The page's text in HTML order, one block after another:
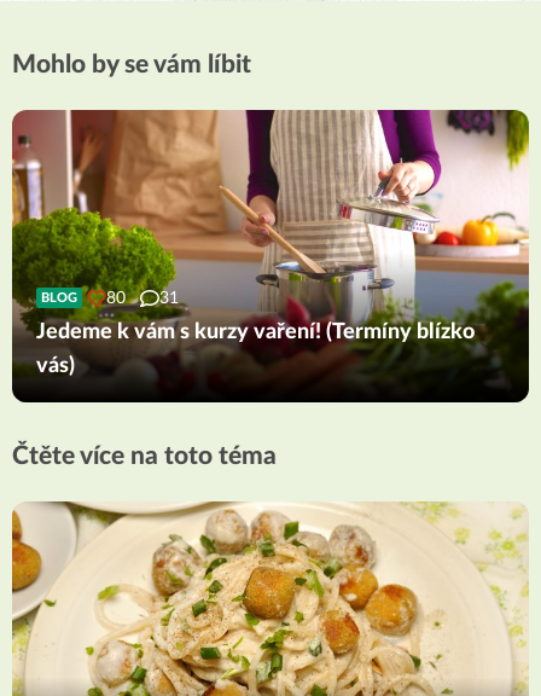
Mohlo by se vám líbit
BLOG 80 31
Jedeme k vám s kurzy vaření! (Termíny blízko
vás)
Čtěte více na toto téma